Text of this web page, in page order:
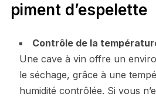
piment d’espelette
Contrôle de la
Une cave à vin offre un
le séchage, grâce à une
humidité contrôlée. Si vous